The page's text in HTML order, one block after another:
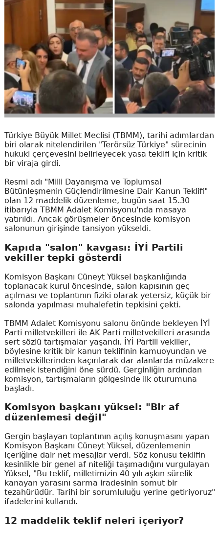
Türkiye Büyük Millet Meclisi (TBMM), tarihi adımlardan
biri olarak nitelendirilen "Terörsüz Türkiye" sürecinin
hukuki çerçevesini belirleyecek yasa teklifi için kritik
bir viraja girdi.
Resmi adı "Milli Dayanışma ve Toplumsal
Bütünleşmenin Güçlendirilmesine Dair Kanun Teklifi"
olan 12 maddelik düzenleme, bugün saat 15.30
itibarıyla TBMM Adalet Komisyonu'nda masaya
yatırıldı. Ancak görüşmeler öncesinde komisyon
salonunun girişinde tansiyon yükseldi.
Kapıda "salon" kavgası: İYİ Partili
vekiller tepki gösterdi
Komisyon Başkanı Cüneyt Yüksel başkanlığında
toplanacak kurul öncesinde, salon kapısının geç
açılması ve toplantının fiziki olarak yetersiz, küçük bir
salonda yapılması muhalefetin tepkisini çekti.
TBMM Adalet Komisyonu salonu önünde bekleyen İYİ
Parti milletvekilleri ile AK Parti milletvekilleri arasında
sert sözlü tartışmalar yaşandı. İYİ Partili vekiller,
böylesine kritik bir kanun teklifinin kamuoyundan ve
milletvekillerinden kaçırılarak dar alanlarda müzakere
edilmek istendiğini öne sürdü. Gerginliğin ardından
komisyon, tartışmaların gölgesinde ilk oturumuna
başladı.
Komisyon başkanı yüksel: "Bir af
düzenlemesi değil"
Gergin başlayan toplantının açılış konuşmasını yapan
Komisyon Başkanı Cüneyt Yüksel, düzenlemenin
içeriğine dair net mesajlar verdi. Söz konusu teklifin
kesinlikle bir genel af niteliği taşımadığını vurgulayan
Yüksel, "Bu teklif, milletimizin 40 yılı aşkın sürelik
kanayan yarasını sarma iradesinin somut bir
tezahürüdür. Tarihi bir sorumluluğu yerine getiriyoruz"
ifadelerini kullandı.
12 maddelik teklif neleri içeriyor?